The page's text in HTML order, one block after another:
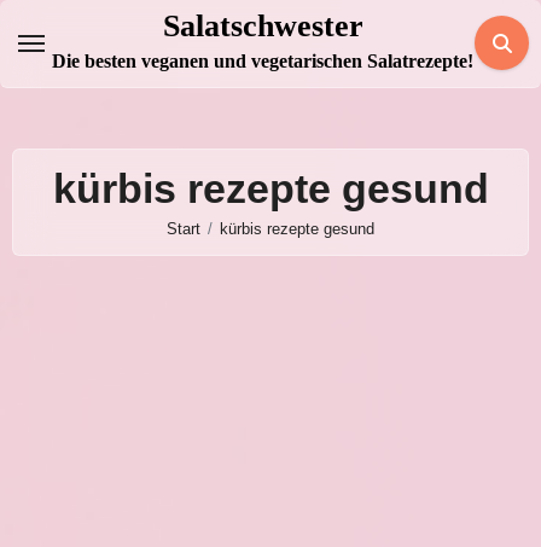
Inhalt
springen
Salatschwester
Die besten veganen und vegetarischen Salatrezepte!
kürbis rezepte gesund
Start kürbis rezepte gesund